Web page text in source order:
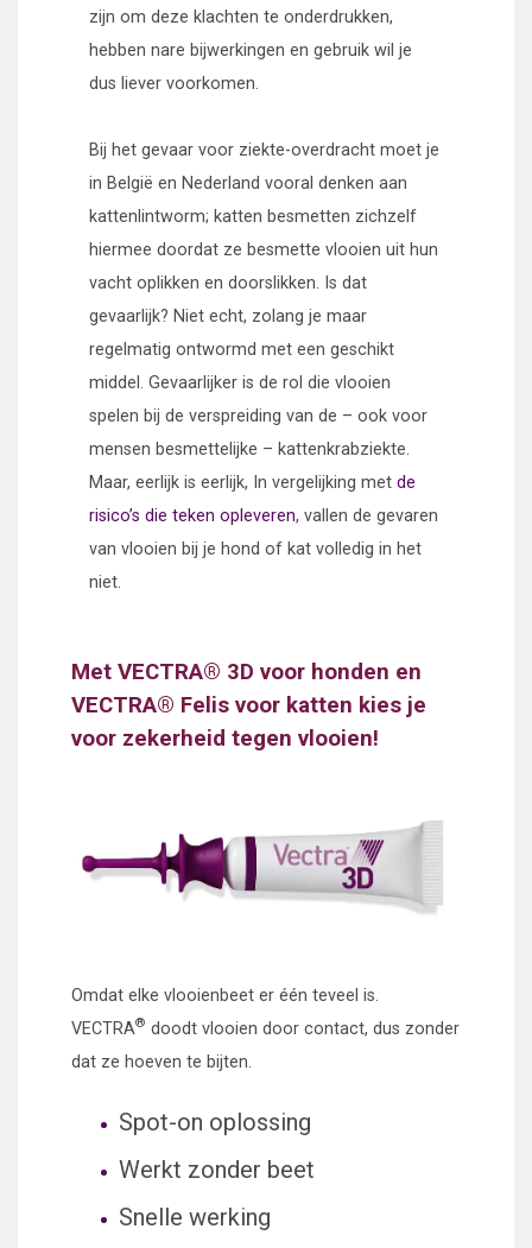
zijn om deze klachten te onderdrukken,
hebben nare bijwerkingen en gebruik wil je
dus liever voorkomen.
Bij het gevaar voor ziekte-overdracht moet je
in België en Nederland vooral denken aan
kattenlintworm; katten besmetten zichzelf
hiermee doordat ze besmette vlooien uit hun
vacht oplikken en doorslikken. Is dat
gevaarlijk? Niet echt, zolang je maar
regelmatig ontwormd met een geschikt
middel. Gevaarlijker is de rol die vlooien
spelen bij de verspreiding van de – ook voor
mensen besmettelijke – kattenkrabziekte.
Maar, eerlijk is eerlijk, In vergelijking met de
risico’s die teken opleveren, vallen de gevaren
van vlooien bij je hond of kat volledig in het
niet.
Met VECTRA® 3D voor honden en
VECTRA® Felis voor katten kies je
voor zekerheid tegen vlooien!
Omdat elke vlooienbeet er één teveel is.
VECTRA® doodt vlooien door contact, dus zonder
dat ze hoeven te bijten.
Spot-on oplossing
Werkt zonder beet
Snelle werking